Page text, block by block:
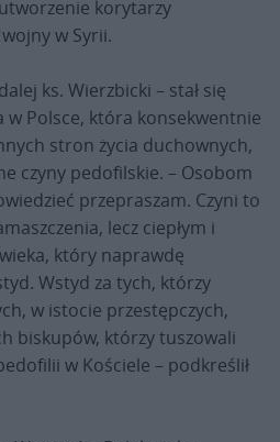
korytarzy
w Syrii.
ks. Wierzbicki – stał się
w Polsce, która konsekwentnie
stron życia duchownych,
czyny pedofilskie. – Osobom
przepraszam. Czyni to
lecz ciepłym i
który naprawdę
Wstyd za tych, którzy
w istocie przestępczych,
biskupów, którzy tuszowali
w Kościele – podkreślił